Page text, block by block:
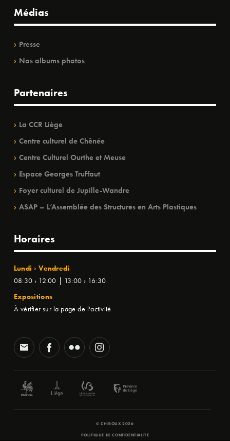
Médias
Presse
Nos albums photos
Partenaires
La CCR Liège
Centre culturel de Chênée
Centre Culturel Ourthe et Meuse
Espace Georges Truffaut
Foyer culturel de Jupille-Wandre
ASAP – L’Assemblée des Structures en Arts Plastiques
Horaires
Lundi › Vendredi
08:30 › 12:00 | 13:00 › 16:30
Expositions
À vérifier sur la page de l'activité
© CHIROUX 2026
POLITIQUE DE CONFIDENTIALITÉ